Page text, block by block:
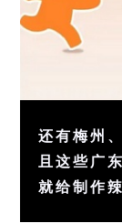
还有梅州
且这些广
就给制作